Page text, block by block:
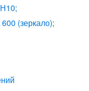
(зеркало);